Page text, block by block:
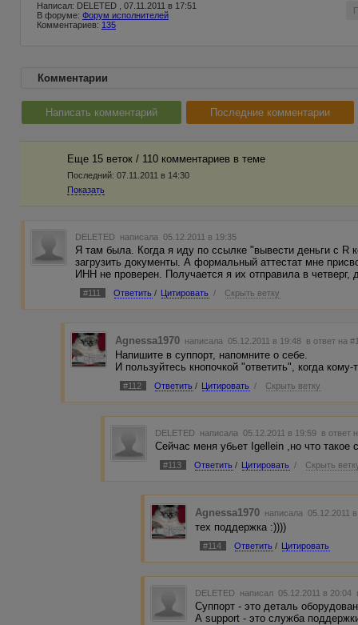
Написал: DELETED , 07.11.2011 в 17:51
В форуме: Форум исполнителей
Комментариев: 135
Комментарии
Написать комментарий Последние комментарии
Еще 15 веток / 110 комментариев в темe
Последний: 07.11.2011 в 14:30
Показать
DELETED написала 05.12.2011 в 19:35
Я там была. Когда я иду по ссылке "вывести деньги с R
загрузить документы. А формальный аттестат мне
ИНН не проверен. Получается я их отправила в четверг,
#111 Ответить / Цитировать / Скрыть ветку
Agnessa1970 написала 05.12.2011 в 19:48 в ответ на
Напишите в суппорт, напомните о себе.
И пользуйтесь кнопочкой "ответить", когда
#112 Ответить / Цитировать / Скрыть ветку
DELETED написала 05.12.2011 в 19:59 в ответ
Сейчас меня убьет Igellein ,но что такое
#113 Ответить / Цитировать / Скрыть
Agnessa1970 написала 05.12.2011
тех поддержка :))))
#114 Ответить / Цитировать
DELETED написал 05.12.2011 в 20:04
Суппорт - это деталь
А support - это служба